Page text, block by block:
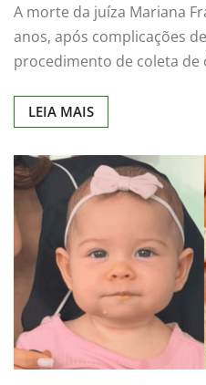
A morte da juíza Mariana
anos, após complicações
procedimento de coleta de
LEIA MAIS